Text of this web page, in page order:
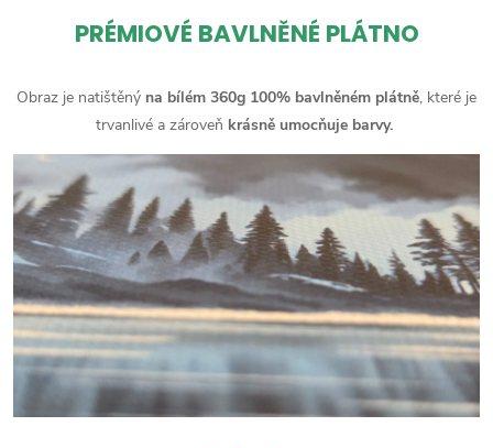
PRÉMIOVÉ BAVLNĚNÉ PLÁTNO
Obraz je natištěný na bílém 360g 100% bavlněném plátně, které je
trvanlivé a zároveň krásně umocňuje barvy.